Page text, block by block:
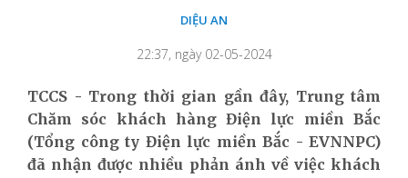
DIỆU AN
22:37, ngày 02-05-2024
TCCS - Trong thời gian gần đây, Trung tâm
Chăm sóc khách hàng Điện lực miền Bắc
(Tổng công ty Điện lực miền Bắc - EVNNPC)
đã nhận được nhiều phản ánh về việc khách